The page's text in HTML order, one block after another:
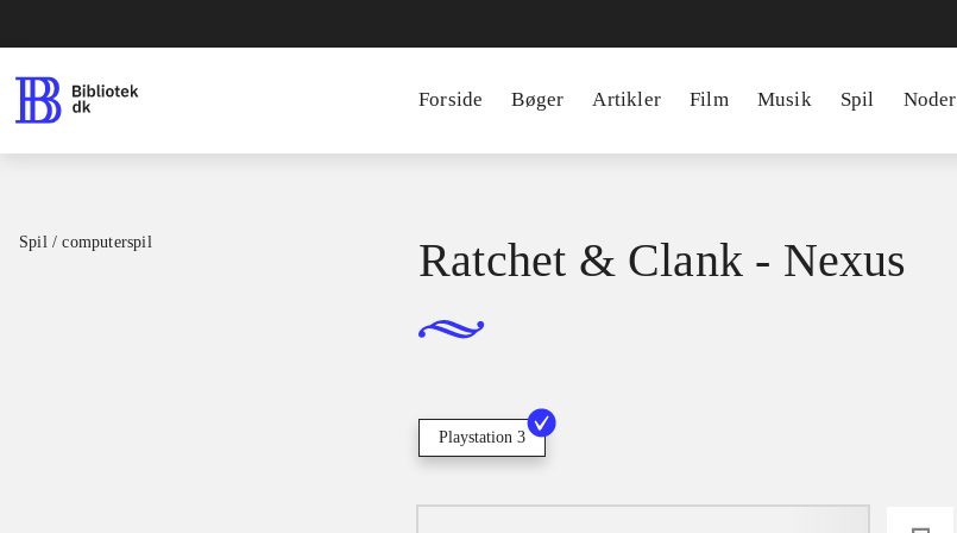
Forside Bøger Artikler Film Musik Spil Noder
Spil / computerspil Ratchet & Clank - Nexus
Playstation 3